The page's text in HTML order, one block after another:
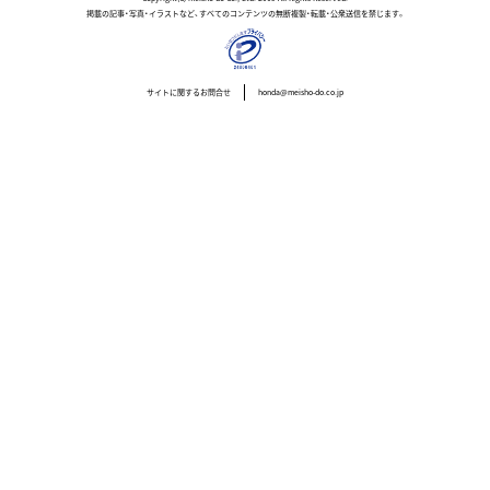
掲載の記事・写真・イラストなど、すべてのコンテンツの無断複製・転載・公衆送信を禁じます。
サイトに関するお問合せ honda@meisho-do.co.jp